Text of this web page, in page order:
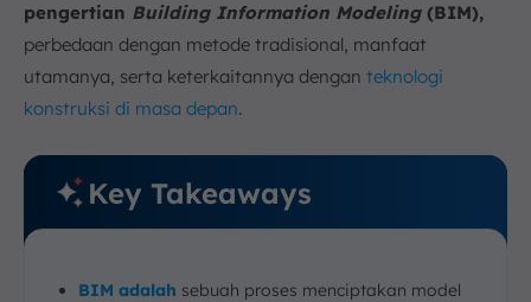
a. Investasi Awal pada Perangkat Lunak,
Perangkat Keras, dan Pelatihan
b. Perubahan Budaya Kerja dari Tradisional ke
Digital
8. Koneksi BIM dengan IoT dan Analitik Canggih
9. Kesimpulan
pengertian Building Information Modeling(BIM),
perbedaan dengan metode tradisional, manfaat
utamanya, serta keterkaitannya dengan teknologi
konstruksi di masa depan.
Key Takeaways
BIM adalah sebuah proses menciptakan model